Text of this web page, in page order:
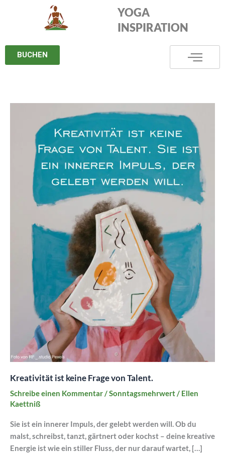
YOGA
INSPIRATION
BUCHEN
Kreativität ist keine Frage von Talent.
Schreibe einen Kommentar/Sonntagsmehrwert/ Ellen
Kaettniß
Sie ist ein innerer Impuls, der gelebt werden will. Ob du
malst, schreibst, tanzt, gärtnert oder kochst – deine kreative
Energie ist wie ein stiller Fluss, der nur darauf wartet, […]